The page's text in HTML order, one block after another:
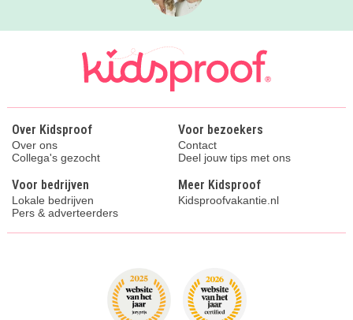
Over Kidsproof
Over ons
Collega's gezocht
Voor bezoekers
Contact
Deel jouw tips met ons
Voor bedrijven
Lokale bedrijven
Pers & adverteerders
Meer Kidsproof
Kidsproofvakantie.nl